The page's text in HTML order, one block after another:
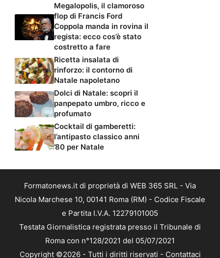
Megalopolis, il clamoroso
flop di Francis Ford
Coppola manda in rovina il
regista: ecco cos’è stato
costretto a fare
Ricetta insalata di
rinforzo: il contorno di
Natale napoletano
Dolci di Natale: scopri il
panpepato umbro, ricco e
profumato
Cocktail di gamberetti:
l’antipasto classico anni
’80 per Natale
Formatonews.it di proprietà di WEB 365 SRL - Via
Nicola Marchese 10, 00141 Roma (RM) - Codice Fiscale
e Partita I.V.A. 12279101005
Testata Giornalistica registrata presso il Tribunale di
Roma con n°128/2021 del 05/07/2021
Copyright ©2026 - Tutti i diritti riservati - Contattaci